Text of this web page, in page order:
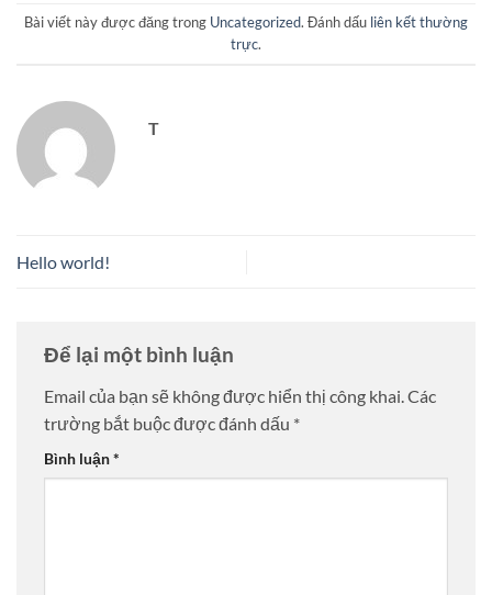
Bài viết này được đăng trong Uncategorized. Đánh dấu liên kết thường
trực.
T
Hello world!
Để lại một bình luận
Email của bạn sẽ không được hiển thị công khai.Các
trường bắt buộc được đánh dấu *
Bình luận*